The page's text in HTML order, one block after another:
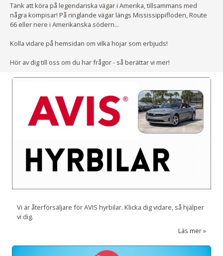
Tänk att köra på legendariska vägar i Amerika, tillsammans med
några kompisar! På ringlande vägar längs Mississippifloden, Route
66 eller nere i Amerikanska södern...
Kolla vidare på hemsidan om vilka hojar som erbjuds!
Hör av dig till oss om du har frågor - så berättar vi mer!
Vi är återförsäljare för AVIS hyrbilar. Klicka dig vidare, så hjälper
vi dig.
Läs mer